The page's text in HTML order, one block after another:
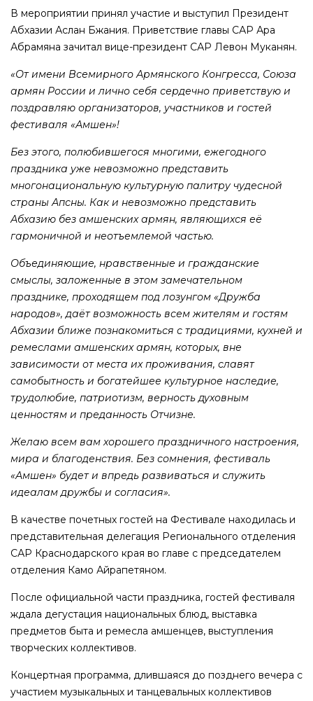
В мероприятии принял участие и выступил Президент
Абхазии Аслан Бжания. Приветствие главы САР Ара
Абрамяна зачитал вице-президент САР Левон Муканян.
«От имени Всемирного Армянского Конгресса, Союза
армян России и лично себя сердечно приветствую и
поздравляю организаторов, участников и гостей
фестиваля «Амшен»!
Без этого, полюбившегося многими, ежегодного
праздника уже невозможно представить
многонациональную культурную палитру чудесной
страны Апсны. Как и невозможно представить
Абхазию без амшенских армян, являющихся её
гармоничной и неотъемлемой частью.
Объединяющие, нравственные и гражданские
смыслы, заложенные в этом замечательном
празднике, проходящем под лозунгом «Дружба
народов», даёт возможность всем жителям и гостям
Абхазии ближе познакомиться с традициями, кухней и
ремеслами амшенских армян, которых, вне
зависимости от места их проживания, славят
самобытность и богатейшее культурное наследие,
трудолюбие, патриотизм, верность духовным
ценностям и преданность Отчизне.
Желаю всем вам хорошего праздничного настроения,
мира и благоденствия. Без сомнения, фестиваль
«Амшен» будет и впредь развиваться и служить
идеалам дружбы и согласия».
В качестве почетных гостей на Фестивале находилась и
представительная делегация Регионального отделения
САР Краснодарского края во главе с председателем
отделения Камо Айрапетяном.
После официальной части праздника, гостей фестиваля
ждала дегустация национальных блюд, выставка
предметов быта и ремесла амшенцев, выступления
творческих коллективов.
Концертная программа, длившаяся до позднего вечера с
участием музыкальных и танцевальных коллективов